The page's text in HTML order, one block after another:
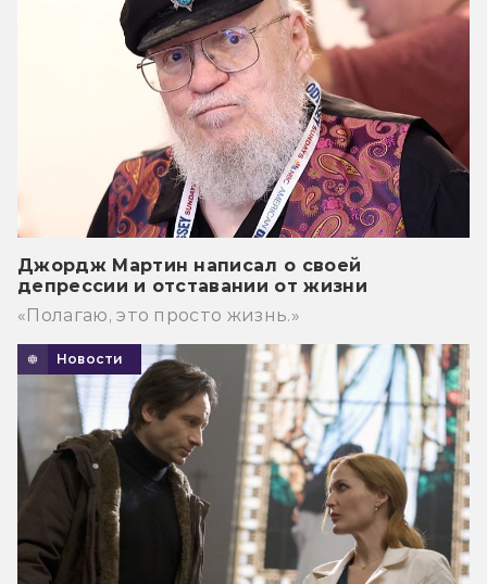
Джордж Мартин написал о своей
депрессии и отставании от жизни
«Полагаю, это просто жизнь.»
Новости